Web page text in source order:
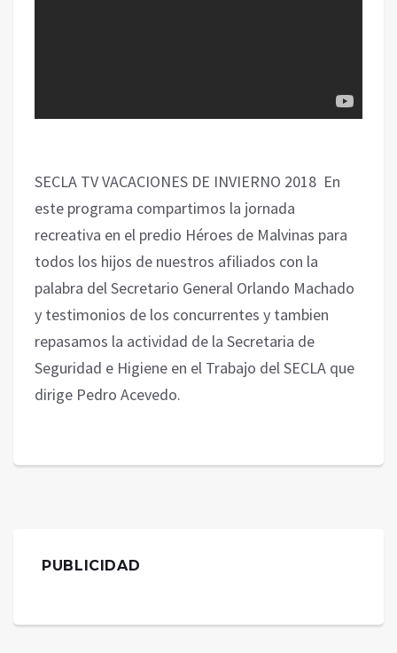
SECLA TV VACACIONES DE INVIERNO 2018 En
este programa compartimos la jornada
recreativa en el predio Héroes de Malvinas para
todos los hijos de nuestros afiliados con la
palabra del Secretario General Orlando Machado
y testimonios de los concurrentes y tambien
repasamos la actividad de la Secretaria de
Seguridad e Higiene en el Trabajo del SECLA que
dirige Pedro Acevedo.
PUBLICIDAD